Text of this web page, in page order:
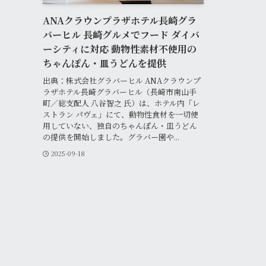
ANAクラウンプラザホテル長崎グラ
バーヒル 長崎グルメでフード ダイバ
ーシティに対応 動物性素材不使用の
ちゃんぽん・皿うどんを提供
出典：株式会社グラバーヒル ANAクラウンプ
ラザホテル長崎グラバーヒル（長崎市南山手
町／総支配人 八谷智之 氏）は、ホテル内「レ
ストラン パヴェ」にて、動物性食材を一切使
用していない、独自のちゃんぽん・皿うどん
の提供を開始しました。グラバー園や...
2025-09-18